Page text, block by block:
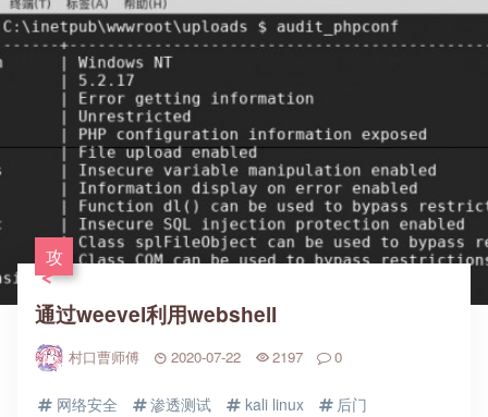
攻
通过weevel利用webshell
村口曹师傅 2020-07-22 2197 0
网络安全 渗透测试 kali linux 后门